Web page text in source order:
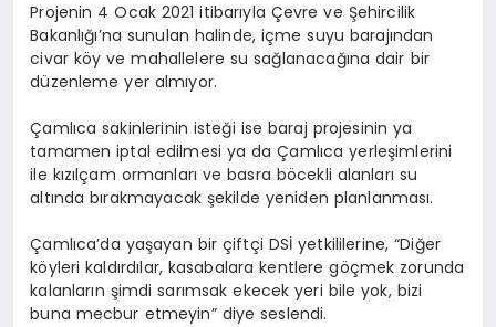
Projenin 4 Ocak 2021 itibarıyla Çevre ve Şehircilik
Bakanlığı’na sunulan halinde, içme suyu barajından
civar köy ve mahallelere su sağlanacağına dair bir
düzenleme yer almıyor.
Çamlıca sakinlerinin isteği ise baraj projesinin ya
tamamen iptal edilmesi ya da Çamlıca yerleşimlerini
ile kızılçam ormanları ve basra böcekli alanları su
altında bırakmayacak şekilde yeniden planlanması.
Çamlıca’da yaşayan bir çiftçi DSİ yetkililerine, “Diğer
köyleri kaldırdılar, kasabalara kentlere göçmek zorunda
kalanların şimdi sarımsak ekecek yeri bile yok, bizi
buna mecbur etmeyin” diye seslendi.